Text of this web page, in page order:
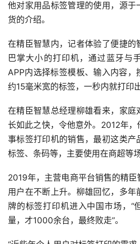
他对家用品标签管理的使用，源于
货的介绍。
在精臣智慧内，记者体验了便捷的
巴掌大小的打印机，通过蓝牙与
APP内选择标签模板、输入内容，
约15毫米宽的标签，一秒内就打印
在精臣智慧总经理柳雄看来，家庭
长如此之快，令他意外。2012年
事标签打印机的销售，最初这类产
标签、条码等，主要使用在商超等场
2019年，主营电商平台销售的精
用户在不断上升。柳雄回忆，多年
牌的标签打印机进入中国市场，“
量，才1000余台，最终败走”。